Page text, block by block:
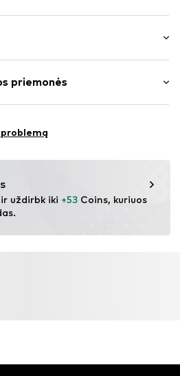
klešnės
juosmuo
priemonės
uždirbk iki +53 Coins, kuriuos